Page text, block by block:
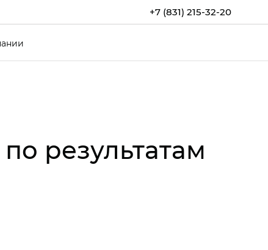
+7 (831) 215-32-20
результатам